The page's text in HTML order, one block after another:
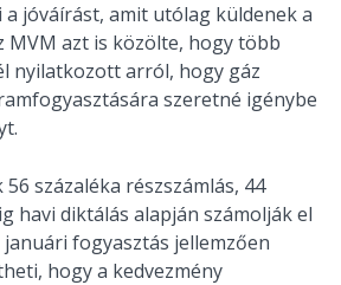
jóváírást, amit utólag küldenek a
MVM azt is közölte, hogy több
nyilatkozott arról, hogy gáz
szeretné igénybe
százaléka részszámlás, 44
havi diktálás alapján számolják el
fogyasztás jellemzően
hogy a kedvezmény